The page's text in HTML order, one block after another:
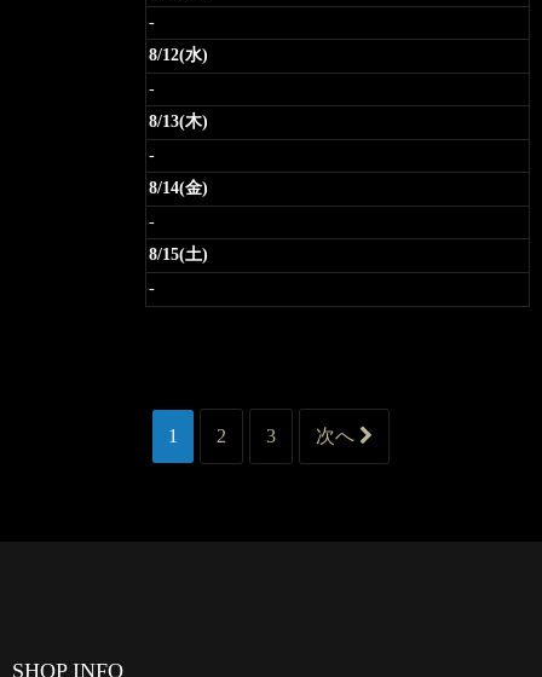
-
8/12(水)
-
8/13(木)
-
8/14(金)
-
8/15(土)
-
1 2 3 次へ
SHOP INFO